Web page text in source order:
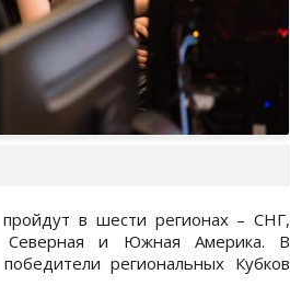
в шести регионах – СНГ,
Северная и Южная Америка. В
региональных Кубков